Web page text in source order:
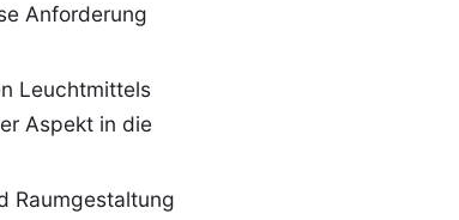
Anforderung
Leuchtmittels
Aspekt in die
Raumgestaltung